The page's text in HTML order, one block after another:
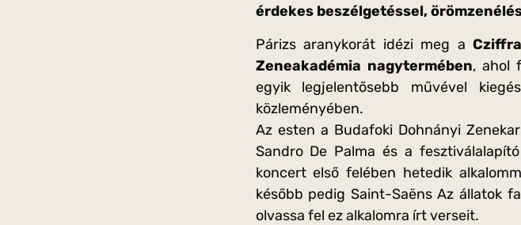
érdekes beszélgetéssel,
Párizs aranykorát idézi meg a Cziffra
Zeneakadémia nagytermében, ahol
egyik legjelentősebb művével
közleményében.
Az esten a Budafoki Dohnányi
Sandro De Palma és a
koncert első felében hetedik
később pedig Saint-Saëns Az állatok
olvassa fel ez alkalomra írt verseit.